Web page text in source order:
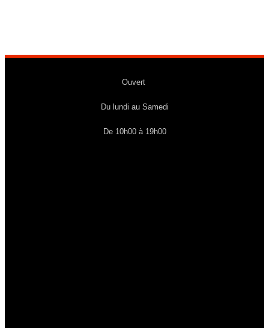
Ouvert
Du lundi au Samedi
De 10h00 à 19h00